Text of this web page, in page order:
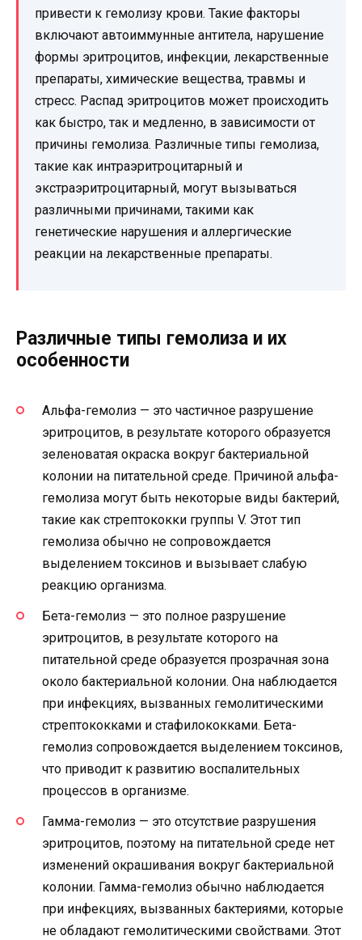
привести к гемолизу крови. Такие факторы
включают автоиммунные антитела, нарушение
формы эритроцитов, инфекции, лекарственные
препараты, химические вещества, травмы и
стресс. Распад эритроцитов может происходить
как быстро, так и медленно, в зависимости от
причины гемолиза. Различные типы гемолиза,
такие как интраэритроцитарный и
экстраэритроцитарный, могут вызываться
различными причинами, такими как
генетические нарушения и аллергические
реакции на лекарственные препараты.
Различные типы гемолиза и их
особенности
Альфа-гемолиз — это частичное разрушение
эритроцитов, в результате которого образуется
зеленоватая окраска вокруг бактериальной
колонии на питательной среде. Причиной альфа-
гемолиза могут быть некоторые виды бактерий,
такие как стрептококки группы V. Этот тип
гемолиза обычно не сопровождается
выделением токсинов и вызывает слабую
реакцию организма.
Бета-гемолиз — это полное разрушение
эритроцитов, в результате которого на
питательной среде образуется прозрачная зона
около бактериальной колонии. Она наблюдается
при инфекциях, вызванных гемолитическими
стрептококками и стафилококками. Бета-
гемолиз сопровождается выделением токсинов,
что приводит к развитию воспалительных
процессов в организме.
Гамма-гемолиз — это отсутствие разрушения
эритроцитов, поэтому на питательной среде нет
изменений окрашивания вокруг бактериальной
колонии. Гамма-гемолиз обычно наблюдается
при инфекциях, вызванных бактериями, которые
не обладают гемолитическими свойствами. Этот